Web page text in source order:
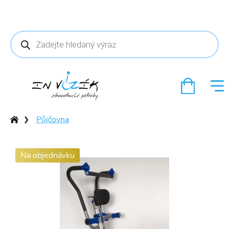
Products
search
❯ Půjčovna
Na objednávku